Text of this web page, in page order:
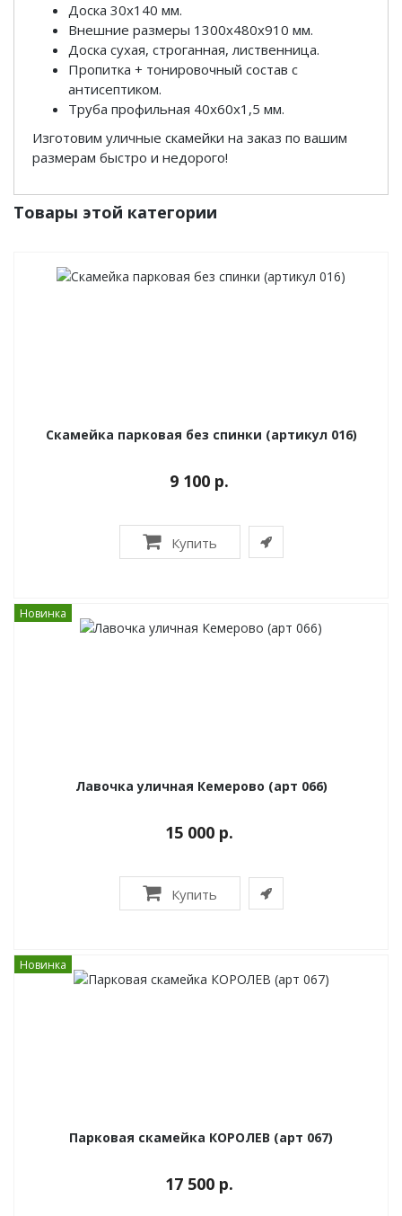
Доска 30х140 мм.
Внешние размеры 1300х480х910 мм.
Доска сухая, строганная, лиственница.
Пропитка + тонировочный состав с
антисептиком.
Труба профильная 40х60х1,5 мм.
Изготовим уличные скамейки на заказ по вашим
размерам быстро и недорого!
Товары этой категории
Скамейка парковая без спинки (артикул 016)
9 100 р.
Купить
Новинка
Лавочка уличная Кемерово (арт 066)
15 000 р.
Купить
Новинка
Парковая скамейка КОРОЛЕВ (арт 067)
17 500 р.